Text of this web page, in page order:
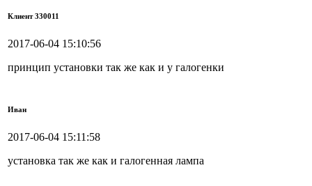
Клиент 330011
2017-06-04 15:10:56
принцип установки так же как и у галогенки
Иван
2017-06-04 15:11:58
установка так же как и галогенная лампа